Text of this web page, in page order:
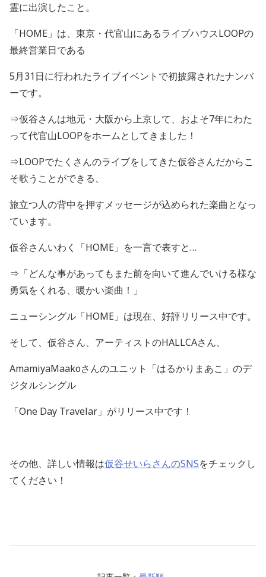
霊に出演したこと。
「HOME」は、東京・代官山にあるライブハウスLOOPの
最終営業日である
5月31日に行われたライブイベントで初披露されたナンバ
ーです。
⇒仮谷さんは地元・大阪から上京して、およそ7年にわた
って代官山LOOPをホームとしてきました！
⇒LOOPでたくさんのライブをしてきた仮谷さんだからこ
そ歌うことができる、
旅立つ人の背中を押すメッセージが込められた楽曲となっ
ています。
仮谷さんいわく「HOME 」を一言で表すと…
⇒「どんな事があってもまた前を向いて進んでいける様な
勇気をくれる、暖かい楽曲！」
ニューシングル「HOME 」は現在、好評リリース中です。
そして、仮谷さん、アーティストのHALLCAさん、
AmamiyaMaakoさんのユニット「はるかりまあこ」のデ
ジタルシングル
「One Day Travelar 」がリリース中です！
その他、詳しい情報は仮谷せいらさんのSNSをチェックし
てください！